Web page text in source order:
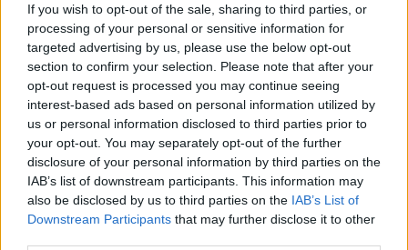
If you wish to opt-out of the sale, sharing to third parties, or
processing of your personal or sensitive information for
targeted advertising by us, please use the below opt-out
section to confirm your selection. Please note that after your
opt-out request is processed you may continue seeing
interest-based ads based on personal information utilized by
us or personal information disclosed to third parties prior to
your opt-out. You may separately opt-out of the further
disclosure of your personal information by third parties on the
IAB’s list of downstream participants. This information may
also be disclosed by us to third parties on the IAB’s List of
Downstream Participants that may further disclose it to other
Stoiximan: «Πού ήσουν;» στις μεγάλες στιγμές του Ολυμπιακού
ΠΕΡΙΣΣΌΤΕΡΑ ΣΕ ΑΥΤΉ ΤΗΝ ΚΑΤΗΓΟΡΊΑ